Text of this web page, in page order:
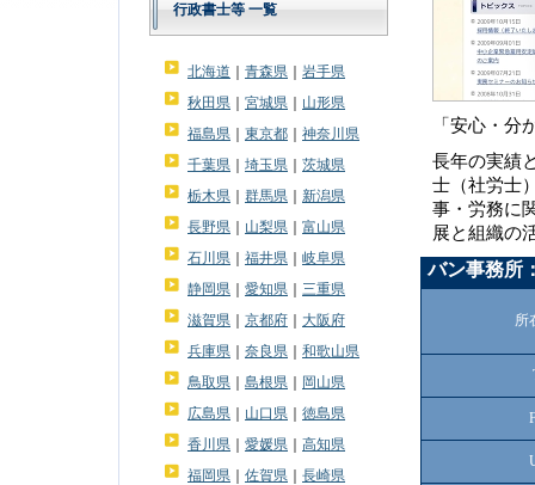
「安心・分
長年の実績
士（社労士
事・労務に
展と組織の
バン事務所
所
行政書士等 一覧
北海道 青森県
岩手県
秋田県
宮城県
山形県
福島県
東京都
神奈川県
千葉県
埼玉県
茨城県
栃木県
群馬県
新潟県
長野県
山梨県
富山県
石川県
福井県
岐阜県
静岡県
愛知県
三重県
滋賀県
京都府
大阪府
兵庫県
奈良県
和歌山県
鳥取県
島根県
岡山県
広島県
山口県
徳島県
香川県
愛媛県
高知県
福岡県
佐賀県
長崎県